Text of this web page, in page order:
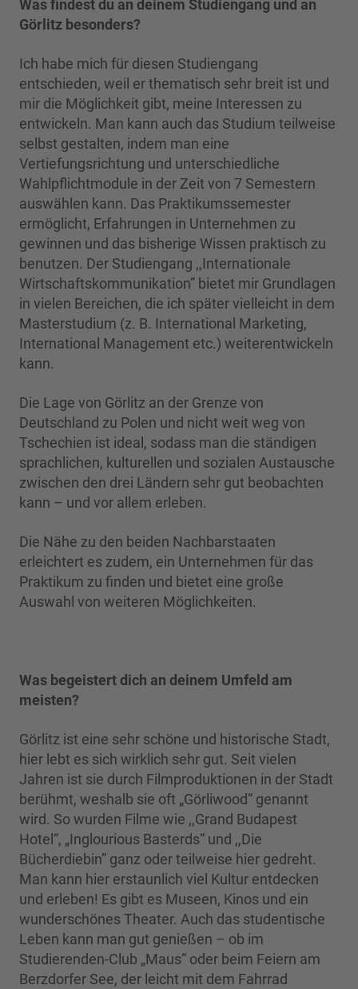
Was findest du an deinem Studiengang und an
Görlitz besonders?
Ich habe mich für diesen Studiengang
entschieden, weil er thematisch sehr breit ist und
mir die Möglichkeit gibt, meine Interessen zu
entwickeln. Man kann auch das Studium teilweise
selbst gestalten, indem man eine
Vertiefungsrichtung und unterschiedliche
Wahlpflichtmodule in der Zeit von 7 Semestern
auswählen kann. Das Praktikumssemester
ermöglicht, Erfahrungen in Unternehmen zu
gewinnen und das bisherige Wissen praktisch zu
benutzen. Der Studiengang ,,Internationale
Wirtschaftskommunikation” bietet mir Grundlagen
in vielen Bereichen, die ich später vielleicht in dem
Masterstudium (z. B. International Marketing,
International Management etc.) weiterentwickeln
kann.
Die Lage von Görlitz an der Grenze von
Deutschland zu Polen und nicht weit weg von
Tschechien ist ideal, sodass man die ständigen
sprachlichen, kulturellen und sozialen Austausche
zwischen den drei Ländern sehr gut beobachten
kann – und vor allem erleben.
Die Nähe zu den beiden Nachbarstaaten
erleichtert es zudem, ein Unternehmen für das
Praktikum zu finden und bietet eine große
Auswahl von weiteren Möglichkeiten.
Was begeistert dich an deinem Umfeld am
meisten?
Görlitz ist eine sehr schöne und historische Stadt,
hier lebt es sich wirklich sehr gut. Seit vielen
Jahren ist sie durch Filmproduktionen in der Stadt
berühmt, weshalb sie oft „Görliwood“ genannt
wird. So wurden Filme wie ,,Grand Budapest
Hotel“, „Inglourious Basterds“ und ,,Die
Bücherdiebin” ganz oder teilweise hier gedreht.
Man kann hier erstaunlich viel Kultur entdecken
und erleben! Es gibt es Museen, Kinos und ein
wunderschönes Theater. Auch das studentische
Leben kann man gut genießen – ob im
Studierenden-Club „Maus“ oder beim Feiern am
Berzdorfer See, der leicht mit dem Fahrrad